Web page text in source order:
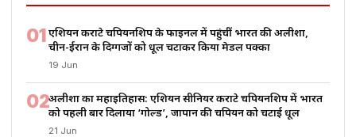
01एशियन कराटे चैंपियनशिप के फाइनल में पहुंचीं भारत की अलीशा,
चीन-ईरान के दिग्गजों को धूल चटाकर किया मेडल पक्का
19 Jun
02अलीशा का महाइतिहास: एशियन सीनियर कराटे चैंपियनशिप में भारत
को पहली बार दिलाया ‘गोल्ड’, जापान की चैंपियन को चटाई धूल
21 Jun